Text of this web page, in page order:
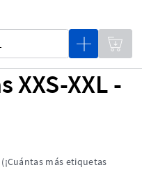
XXS-XXL -
(¡Cuántas más etiquetas